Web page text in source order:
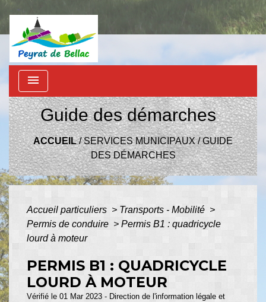
menu
Guide des démarches
ACCUEIL/SERVICES MUNICIPAUX/GUIDE
DES DÉMARCHES
Accueil particuliers > Transports - Mobilité >
Permis de conduire > Permis B1 : quadricycle
lourd à moteur
PERMIS B1 : QUADRICYCLE
LOURD À MOTEUR
Vérifié le 01 Mar 2023 - Direction de l'information légale et